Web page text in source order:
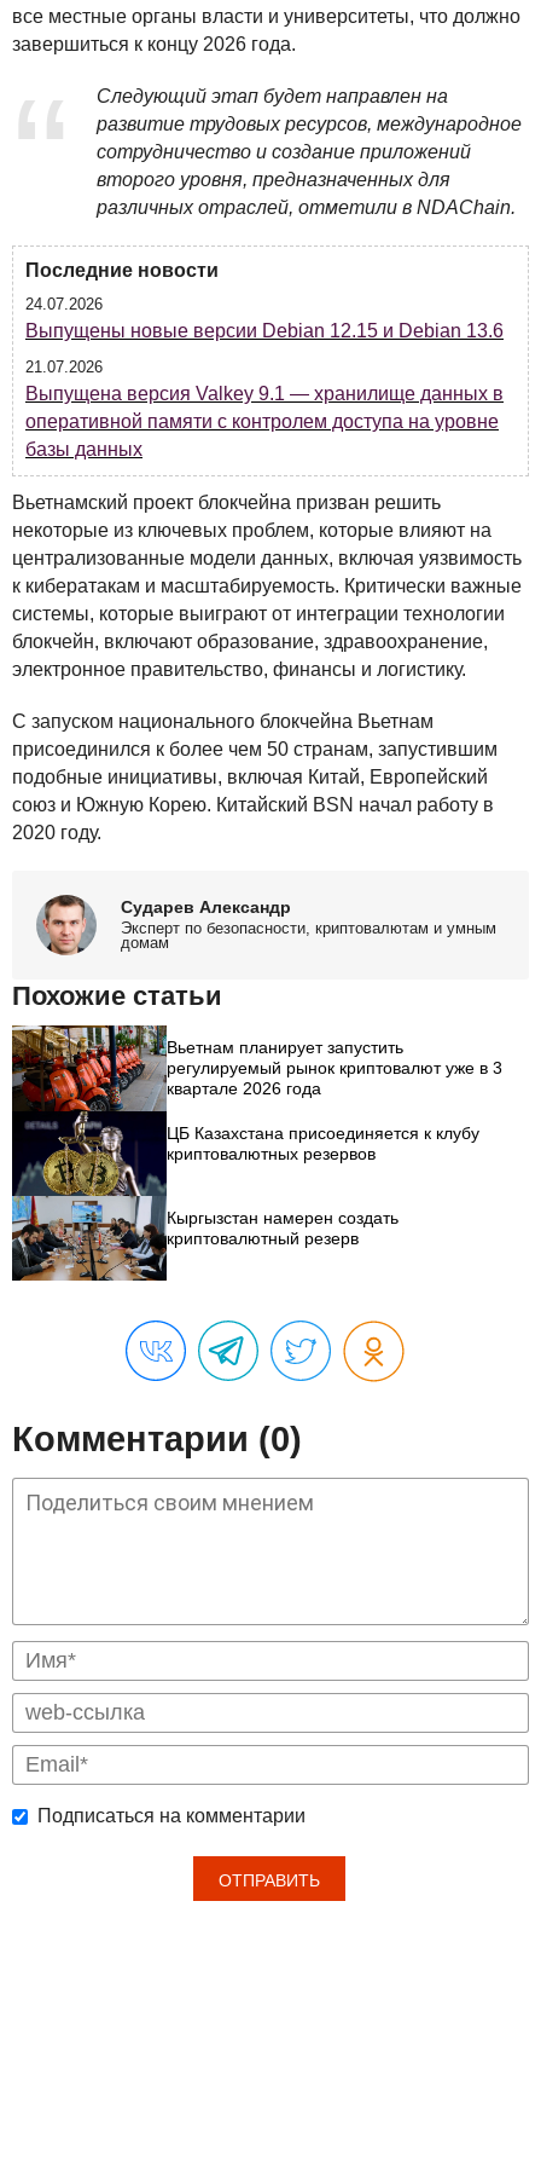
все местные органы власти и университеты, что должно
завершиться к концу 2026 года.
Следующий этап будет направлен на
развитие трудовых ресурсов, международное
сотрудничество и создание приложений
второго уровня, предназначенных для
различных отраслей, отметили в NDAChain.
Последние новости
24.07.2026
Выпущены новые версии Debian 12.15 и Debian 13.6
21.07.2026
Выпущена версия Valkey 9.1 — хранилище данных в
оперативной памяти с контролем доступа на уровне
базы данных
Вьетнамский проект блокчейна призван решить
некоторые из ключевых проблем, которые влияют на
централизованные модели данных, включая уязвимость
к кибератакам и масштабируемость. Критически важные
системы, которые выиграют от интеграции технологии
блокчейн, включают образование, здравоохранение,
электронное правительство, финансы и логистику.
С запуском национального блокчейна Вьетнам
присоединился к более чем 50 странам, запустившим
подобные инициативы, включая Китай, Европейский
союз и Южную Корею. Китайский BSN начал работу в
2020 году.
Сударев Александр
Эксперт по безопасности, криптовалютам и умным
домам
Похожие статьи
Вьетнам планирует запустить
регулируемый рынок криптовалют уже в 3
квартале 2026 года
ЦБ Казахстана присоединяется к клубу
криптовалютных резервов
Кыргызстан намерен создать
криптовалютный резерв
Комментарии (0)
Подписаться на комментарии